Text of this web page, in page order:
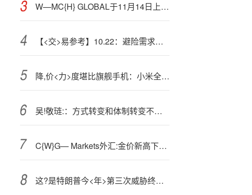
W—MC{H} GLOBAL于11月14日上午起复牌
【<交>易参考】10.22：避险需求降温，金银价格暴跌
降,价<力>度堪比旗舰手机：小米全效空气净化器 Ultra 增强版 5799 → 3548 元
吴!敬琏:：方式转变和体制转变不平衡 出现了新形式的二元经济状态
C{W}G— Markets外汇:金价新高下的黄金投资热潮重燃
这?是特朗普今<年>第三次威胁终止与加拿大的贸易谈判